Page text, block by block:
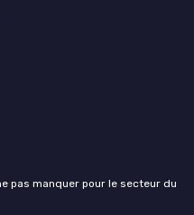
pas manquer pour le secteur du